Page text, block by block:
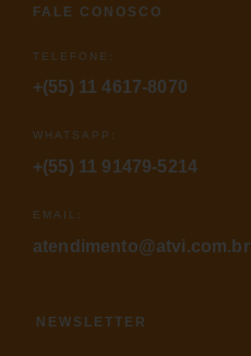
FALE CONOSCO
TELEFONE:
+(55) 11 4617-8070
WHATSAPP:
+(55) 11 91479-5214
EMAIL:
atendimento@atvi.com.br
NEWSLETTER